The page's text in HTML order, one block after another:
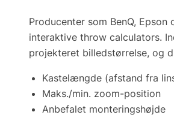
Producenter som BenQ, Epson
interaktive throw calculators.
projekteret billedstørrelse, og
Kastelængde (afstand fra
Maks./min. zoom-position
Anbefalet monteringshøjde